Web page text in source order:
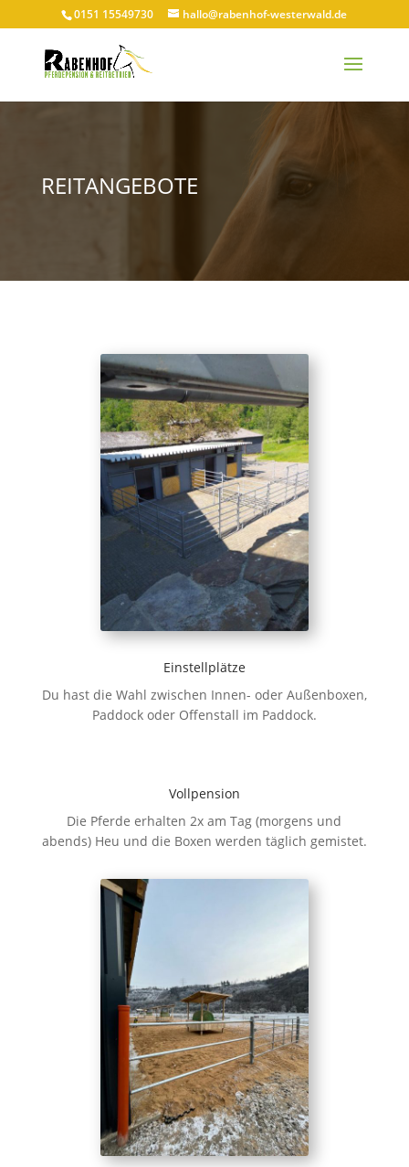
0151 15549730 hallo@rabenhof-westerwald.de
REITANGEBOTE
Einstellplätze
Du hast die Wahl zwischen Innen- oder Außenboxen,
Paddock oder Offenstall im Paddock.
Vollpension
Die Pferde erhalten 2x am Tag (morgens und
abends) Heu und die Boxen werden täglich gemistet.